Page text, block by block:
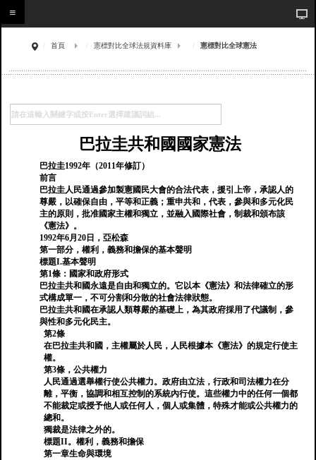
首頁 憲標對比全球法規資料庫 憲標對比全球憲法
巴拉圭共和國國家憲法
巴拉圭1992年（2011年修訂）
前言
巴拉圭人民通過參加製憲國民大會的合法代表，援引上帝，承認人的
尊嚴，以確保自由，平等和正義；重申共和，代表，參與和多元化民
主的原則，批准國家主權和獨立，並融入國際社會，制裁和頒布該
《憲法》。
1992年6月20日，亞松森
第一部分，權利，義務和擔保的基本聲明
標題I.基本聲明
第1條：國家和政府形式
巴拉圭共和國永遠是自由和獨立的。它以本《憲法》和法律確立的形
式構成單一，不可分割和分散的社會法律狀態。
巴拉圭共和國在承認人類尊嚴的基礎上，為其政府採用了代議制，參
與性和多元化民主。
第2條
在巴拉圭共和國，主權屬於人民，人民根據本《憲法》的規定行使主
權。
第3條，公共權力
人民通過選舉權行使公共權力。政府由立法，行政和司法權力在分
離，平衡，協調和相互控制的系統內行使。這些權力中的任何一個都
不能裁定或授予他人或任何人，個人或集體，特殊才能或公共權力的
總和。
獨裁是法律之外的。
標題II。權利，義務和擔保
第一章生命與環境